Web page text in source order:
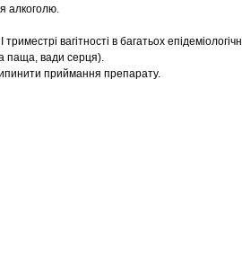
алкоголю.
вагітності в багатьох
паща, вади серця).
приймання препарату.